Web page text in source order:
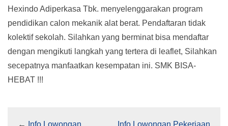
Hexindo Adiperkasa Tbk. menyelenggarakan program
pendidikan calon mekanik alat berat. Pendaftaran tidak
kolektif sekolah. Silahkan yang berminat bisa mendaftar
dengan mengikuti langkah yang tertera di leaflet, Silahkan
secepatnya manfaatkan kesempatan ini. SMK BISA-
HEBAT !!!
←
Info Lowongan
Info Lowongan Pekerjaan